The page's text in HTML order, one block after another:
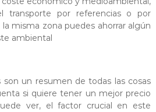
transporte por referencias o por
misma zona puedes ahorrar algún
ambiental
son un resumen de todas las cosas
si quiere tener un mejor precio
ver, el factor crucial en este